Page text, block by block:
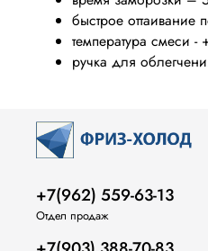
быстрое оттаивание
температура смеси -
ручка для
+7(962) 559-63-13
Отдел продаж